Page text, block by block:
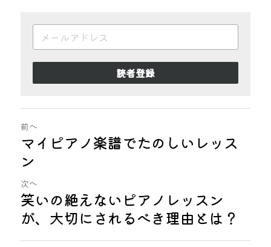
読者登録
前へ
マイピアノ楽譜でたのしいレッス
ン
次へ
笑いの絶えないピアノレッスン
が、大切にされるべき理由とは？